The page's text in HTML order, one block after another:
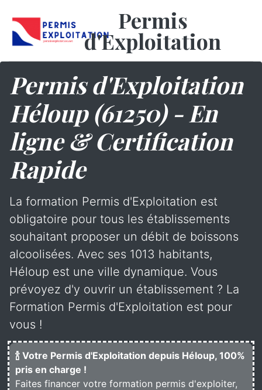
Permis
d'Exploitation
Permis d'Exploitation
Héloup (61250) - En
ligne & Certification
Rapide
La formation Permis d'Exploitation est
obligatoire pour tous les établissements
souhaitant proposer un débit de boissons
alcoolisées. Avec ses 1013 habitants,
Héloup est une ville dynamique. Vous
prévoyez d'y ouvrir un établissement ? La
Formation Permis d'Exploitation est pour
vous !
🍾 Votre Permis d'Exploitation depuis Héloup, 100%
pris en charge !
Faites financer votre formation permis d'exploiter,